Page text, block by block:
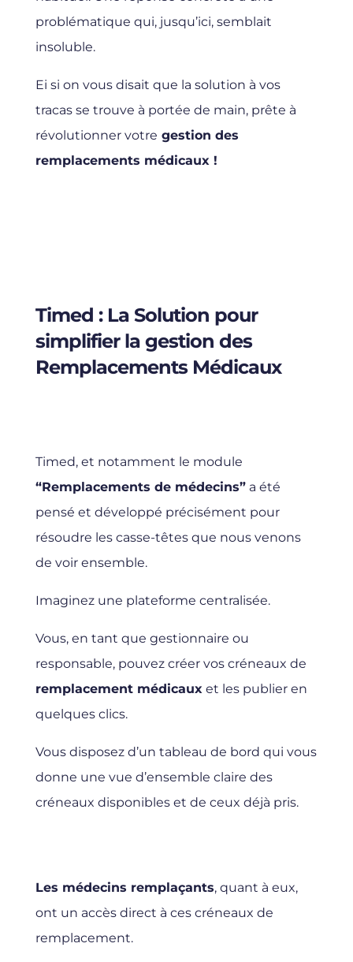
problématique qui, jusqu’ici, semblait
insoluble.
Ei si on vous disait que la solution à vos
tracas se trouve à portée de main, prête à
révolutionner votre gestion des
remplacements médicaux !
Timed : La Solution pour
simplifier la gestion des
Remplacements Médicaux
Timed, et notamment le module
“Remplacements de médecins”a été
pensé et développé précisément pour
résoudre les casse-têtes que nous venons
de voir ensemble.
Imaginez une plateforme centralisée.
Vous, en tant que gestionnaire ou
responsable, pouvez créer vos créneaux de
remplacement médicauxet les publier en
quelques clics.
Vous disposez d’un tableau de bord qui vous
donne une vue d’ensemble claire des
créneaux disponibles et de ceux déjà pris.
Les médecins remplaçants, quant à eux,
ont un accès direct à ces créneaux de
remplacement.